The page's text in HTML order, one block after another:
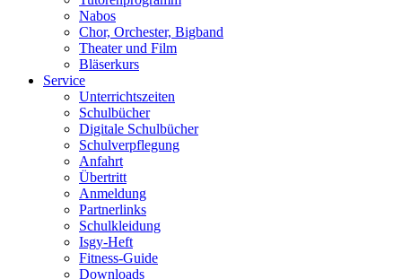
Nabos
Chor, Orchester, Bigband
Theater und Film
Bläserkurs
Service
Unterrichtszeiten
Schulbücher
Digitale Schulbücher
Schulverpflegung
Anfahrt
Übertritt
Anmeldung
Partnerlinks
Schulkleidung
Isgy-Heft
Fitness-Guide
Downloads